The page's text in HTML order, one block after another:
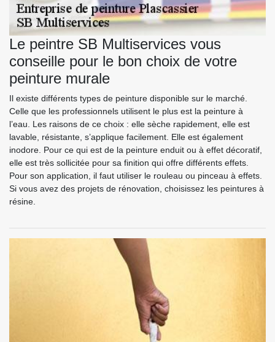
Le peintre SB Multiservices vous
conseille pour le bon choix de votre
peinture murale
Il existe différents types de peinture disponible sur le marché.
Celle que les professionnels utilisent le plus est la peinture à
l’eau. Les raisons de ce choix : elle sèche rapidement, elle est
lavable, résistante, s’applique facilement. Elle est également
inodore. Pour ce qui est de la peinture enduit ou à effet décoratif,
elle est très sollicitée pour sa finition qui offre différents effets.
Pour son application, il faut utiliser le rouleau ou pinceau à effets.
Si vous avez des projets de rénovation, choisissez les peintures à
résine.